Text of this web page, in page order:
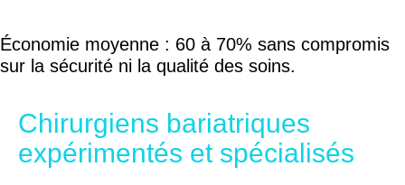
Économie moyenne : 60 à 70% sans compromis
sur la sécurité ni la qualité des soins.
Chirurgiens bariatriques
expérimentés et spécialisés